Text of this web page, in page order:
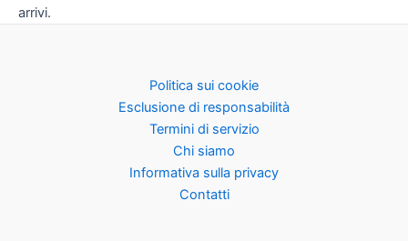
arrivi.
Politica sui cookie
Esclusione di responsabilità
Termini di servizio
Chi siamo
Informativa sulla privacy
Contatti